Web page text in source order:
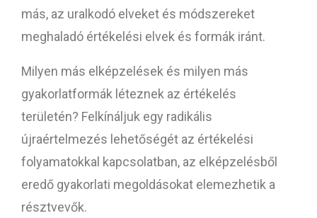
más, az uralkodó elveket és módszereket
meghaladó értékelési elvek és formák iránt.
Milyen más elképzelések és milyen más
gyakorlatformák léteznek az értékelés
területén? Felkínáljuk egy radikális
újraértelmezés lehetőségét az értékelési
folyamatokkal kapcsolatban, az elképzelésből
eredő gyakorlati megoldásokat elemezhetik a
résztvevők.